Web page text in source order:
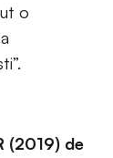
o
(2019) de